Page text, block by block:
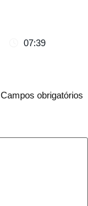
07:39
Campos obrigatórios